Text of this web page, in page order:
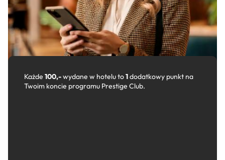
Każde 100,-wydane w hotelu to1dodatkowy punkt na
Twoim koncie programu Prestige Club.